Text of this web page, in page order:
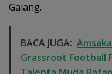
Galang.
BACA JUGA:
Grassroot Football